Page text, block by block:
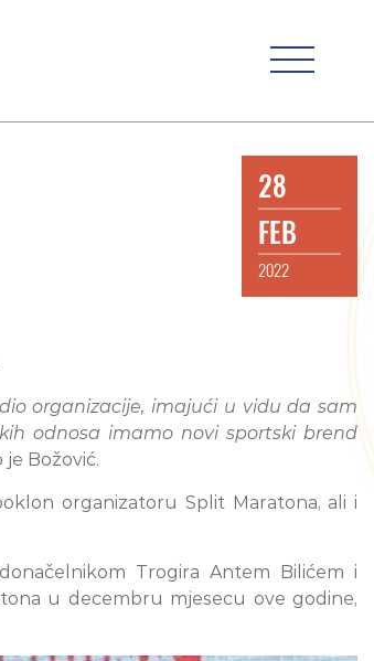
28
FEB
2022
organizacije, imajući u vidu da sam
odnosa imamo novi sportski brend
je Božović.
organizatoru Split Maratona, ali i
Trogira Antem Bilićem i
u decembru mjesecu ove godine,